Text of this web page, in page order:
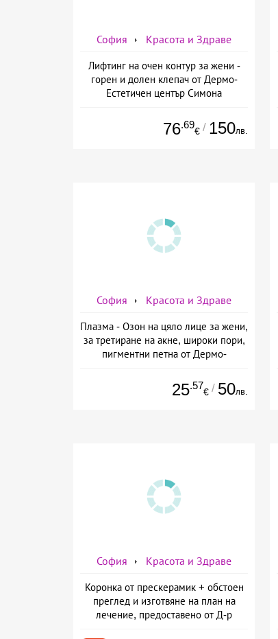
София Красота и Здраве
Лифтинг на очен контур за жени -
горен и долен клепач от Дермо-
Естетичен център Симона
76.69
€ / 150лв.
София Красота и Здраве
Плазма - Озон на цяло лице за жени,
за третиране на акне, широки пори,
пигментни петна от Дермо-
25.57
€ / 50лв.
София Красота и Здраве
Коронка от прескерамик + обстоен
преглед и изготвяне на план на
лечение, предоставено от Д-р